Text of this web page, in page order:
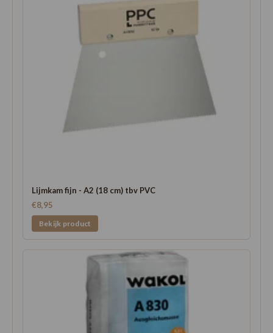
Lijmkam fijn - A2 (18 cm) tbv PVC
€8,95
Bekijk product